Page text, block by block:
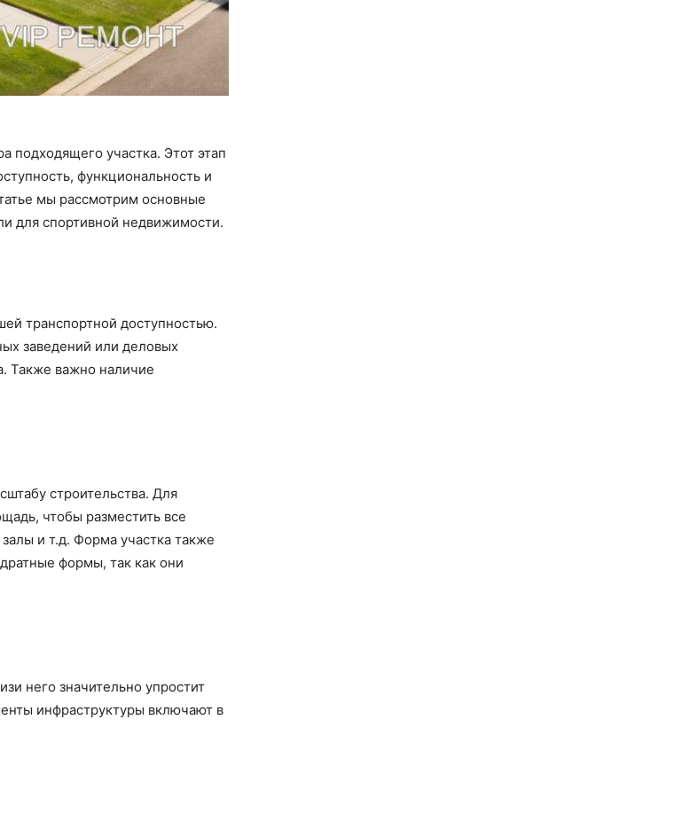
подходящего участка. Этот этап
функциональность и
мы рассмотрим основные
для спортивной недвижимости.
транспортной доступностью.
заведений или деловых
Также важно наличие
строительства. Для
чтобы разместить все
и т.д. Форма участка также
формы, так как они
него значительно упростит
инфраструктуры включают в